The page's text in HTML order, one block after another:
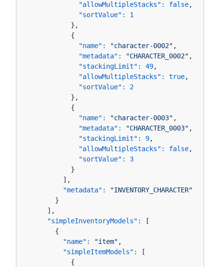
"allowMultipleStacks":
false,
"sortValue":
1
          },
          {
"name":
"character-0002" ,
"metadata":
"CHARACTER_0002" ,
"stackingLimit":
49,
"allowMultipleStacks":
true,
"sortValue":
2
          },
          {
"name":
"character-0003" ,
"metadata":
"CHARACTER_0003" ,
"stackingLimit":
9,
"allowMultipleStacks":
false,
"sortValue":
3
          }
        ],
"metadata":
"INVENTORY_CHARACTER"
      }
    ],
"simpleInventoryModels":
[
      {
"name":
"item" ,
"simpleItemModels":
[
          {